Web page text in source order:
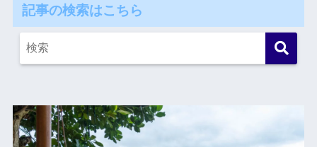
記事の検索はこちら